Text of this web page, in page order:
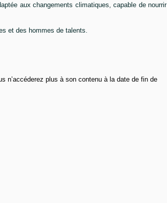
aux changements climatiques, capable de nourrir
et des hommes de talents.
n’accéderez plus à son contenu à la date de fin de